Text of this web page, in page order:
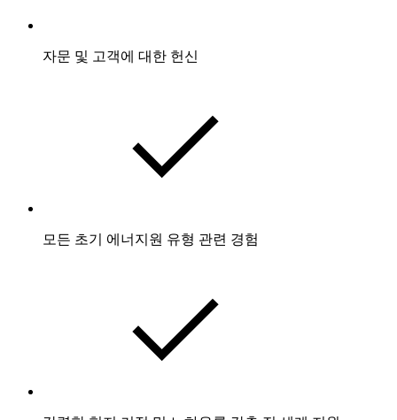
자문 및 고객에 대한 헌신
모든 초기 에너지원 유형 관련 경험